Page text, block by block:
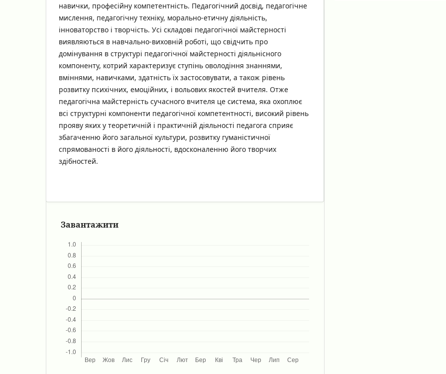
навички, професійну компетентність. Педагогічний досвід, педагогічне
мислення, педагогічну техніку, морально-етичну діяльність,
інноваторство і творчість. Усі складові педагогічної майстерності
виявляються в навчально-виховній роботі, що свідчить про
домінування в структурі педагогічної майстерності діяльнісного
компоненту, котрий характеризує ступінь оволодіння знаннями,
вміннями, навичками, здатність їх застосовувати, а також рівень
розвитку психічних, емоційних, і вольових якостей вчителя. Отже
педагогічна майстерність сучасного вчителя це система, яка охоплює
всі структурні компоненти педагогічної компетентності, високий рівень
прояву яких у теоретичній і практичній діяльності педагога сприяє
збагаченню його загальної культури, розвитку гуманістичної
спрямованості в його діяльності, вдосконаленню його творчих
здібностей.
Завантажити